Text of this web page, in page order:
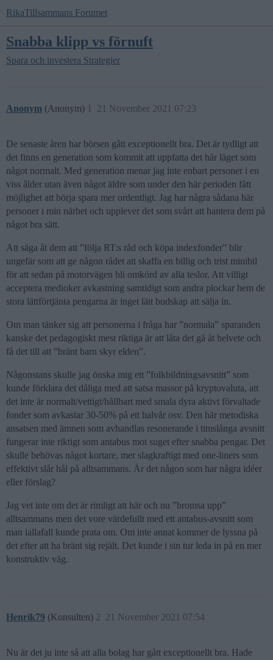
RikaTillsammans Forumet
Snabba klipp vs förnuft
Spara och investera Strategier
Anonym (Anonym) 21 November 2021 07:23
1
De senaste åren har börsen gått exceptionellt bra. Det är tydligt att
det finns en generation som kommit att uppfatta det här läget som
något normalt. Med generation menar jag inte enbart personer i en
viss ålder utan även något äldre som under den här perioden fått
möjlighet att börja spara mer ordentligt. Jag har några sådana här
personer i min närhet och upplever det som svårt att hantera dem på
något bra sätt.
Att säga åt dem att ”följa RT:s råd och köpa indexfonder” blir
ungefär som att ge någon rådet att skaffa en billig och trist minibil
för att sedan på motorvägen bli omkörd av alla teslor. Att villigt
acceptera medioker avkastning samtidigt som andra plockar hem de
stora lättförtjänta pengarna är inget lätt budskap att sälja in.
Om man tänker sig att personerna i fråga har ”normala” sparanden
kanske det pedagogiskt mest riktiga är att låta det gå åt helvete och
få det till att ”bränt barn skyr elden”.
Någonstans skulle jag önska mig ett ”folkbildningsavsnitt” som
kunde förklara det dåliga med att satsa massor på kryptovaluta, att
det inte är normalt/vettigt/hållbart med smala dyra aktivt förvaltade
fonder som avkastar 30-50% på ett halvår osv. Den här metodiska
ansatsen med ämnen som avhandlas resonerande i timslånga avsnitt
fungerar inte riktigt som antabus mot suget efter snabba pengar. Det
skulle behövas något kortare, mer slagkraftigt med one-liners som
effektivt slår hål på alltsammans. Är det någon som har några idéer
eller förslag?
Jag vet inte om det är rimligt att här och nu ”bromsa upp”
alltsammans men det vore värdefullt med ett antabus-avsnitt som
man iallafall kunde prata om. Om inte annat kommer de lyssna på
det efter att ha bränt sig rejält. Det kunde i sin tur leda in på en mer
konstruktiv väg.
Henrik79 (Konsulten) 21 November 2021 07:54
2
Nu är det ju inte så att alla bolag har gått exceptionellt bra. Hade